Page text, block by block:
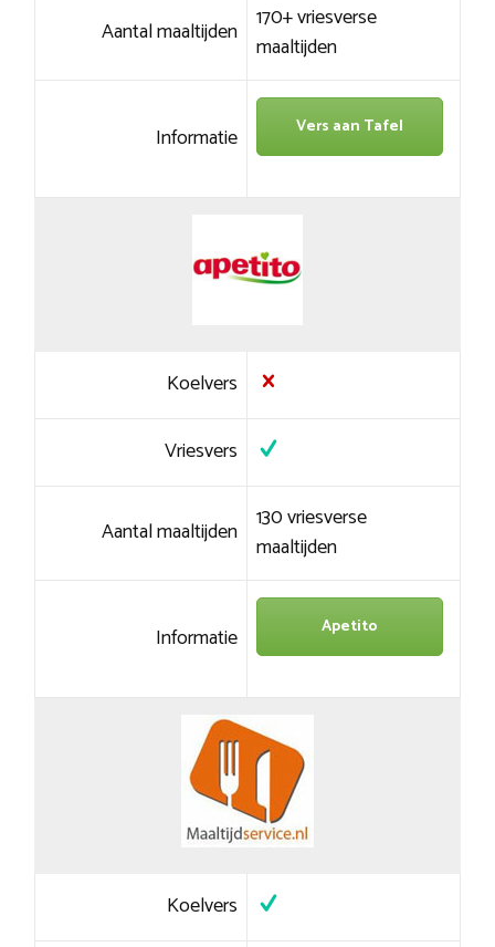
Aantal maaltijden 170+ vriesverse
maaltijden
Informatie Vers aan Tafel
Koelvers
Vriesvers
Aantal maaltijden 130 vriesverse
maaltijden
Informatie Apetito
Koelvers